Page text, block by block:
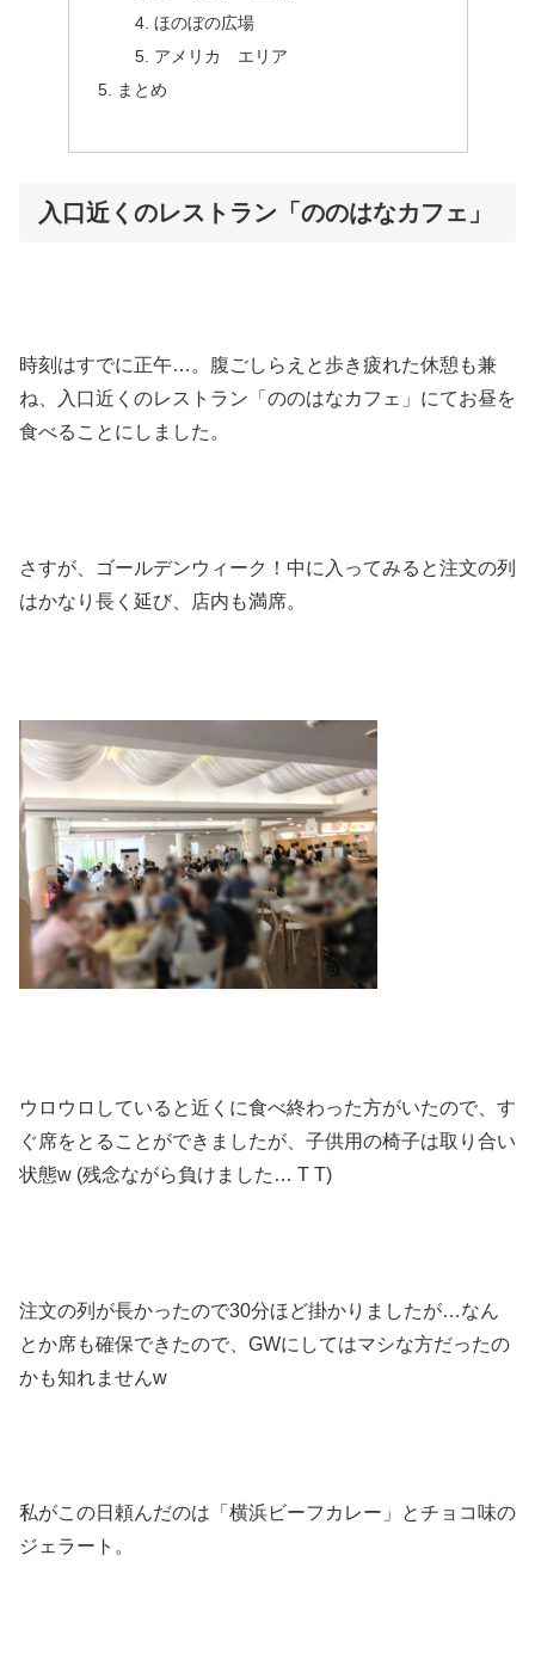
ほのぼの広場
アメリカ エリア
まとめ
入口近くのレストラン「ののはなカフェ」
時刻はすでに正午…。腹ごしらえと歩き疲れた休憩も兼
ね、入口近くのレストラン「ののはなカフェ」にてお昼を
食べることにしました。
さすが、ゴールデンウィーク！中に入ってみると注文の列
はかなり長く延び、店内も満席。
ウロウロしていると近くに食べ終わった方がいたので、す
ぐ席をとることができましたが、子供用の椅子は取り合い
状態w (残念ながら負けました… T T)
注文の列が長かったので30分ほど掛かりましたが…なん
とか席も確保できたので、GWにしてはマシな方だったの
かも知れませんw
私がこの日頼んだのは「横浜ビーフカレー」とチョコ味の
ジェラート。